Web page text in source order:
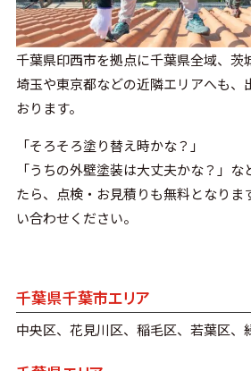
千葉県印西市を拠点に千葉県全域、茨
埼玉や東京都などの近隣エリアへも、
おります。
「そろそろ塗り替え時かな？」
「うちの外壁塗装は大丈夫かな？」
たら、点検・お見積りも無料となりま
い合わせください。
千葉県千葉市エリア
中央区、花見川区、稲毛区、若葉区、